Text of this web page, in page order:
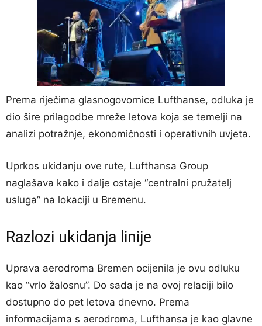
Prema riječima glasnogovornice Lufthanse, odluka je
dio šire prilagodbe mreže letova koja se temelji na
analizi potražnje, ekonomičnosti i operativnih uvjeta.
Uprkos ukidanju ove rute, Lufthansa Group
naglašava kako i dalje ostaje “centralni pružatelj
usluga” na lokaciji u Bremenu.
Razlozi ukidanja linije
Uprava aerodroma Bremen ocijenila je ovu odluku
kao “vrlo žalosnu”. Do sada je na ovoj relaciji bilo
dostupno do pet letova dnevno. Prema
informacijama s aerodroma, Lufthansa je kao glavne